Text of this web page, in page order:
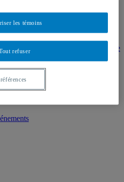
Méthodes d’analyse du cadre bâti
– Patrimoine et requalification des
Patrimoine et développement local
– Gestion et valorisation du patrimoine
en milieu urbain
Patrimonialisation et représentations
refuser
les témoins